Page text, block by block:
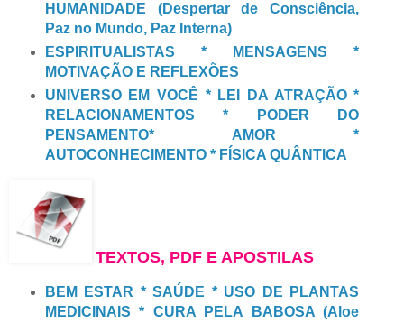
HUMANIDADE (Despertar de Consciência,
Paz no Mundo, Paz Interna)
ESPIRITUALISTAS * MENSAGENS *
MOTIVAÇÃO E REFLEXÕES
UNIVERSO EM VOCÊ * LEI DA ATRAÇÃO *
RELACIONAMENTOS * PODER DO
PENSAMENTO* AMOR *
AUTOCONHECIMENTO * FÍSICA QUÂNTICA
TEXTOS, PDF E APOSTILAS
BEM ESTAR * SAÚDE * USO DE PLANTAS
MEDICINAIS * CURA PELA BABOSA (Aloe